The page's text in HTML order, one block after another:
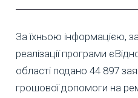
За їхньою інформацією,
реалізації програми
області подано 44 897
грошової допомоги на